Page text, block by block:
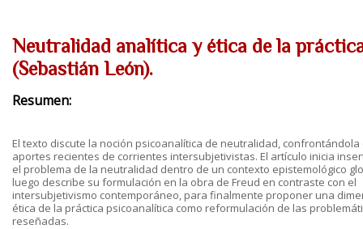
Neutralidad analítica y ética de la
(Sebastián León).
Resumen:
El texto discute la noción psicoanalítica de neutralidad, confrontándola
aportes recientes de corrientes intersubjetivistas. El artículo inicia
el problema de la neutralidad dentro de un contexto epistemológico
luego describe su formulación en la obra de Freud en contraste con el
intersubjetivismo contemporáneo, para finalmente proponer una
ética de la práctica psicoanalítica como reformulación de las
reseñadas.